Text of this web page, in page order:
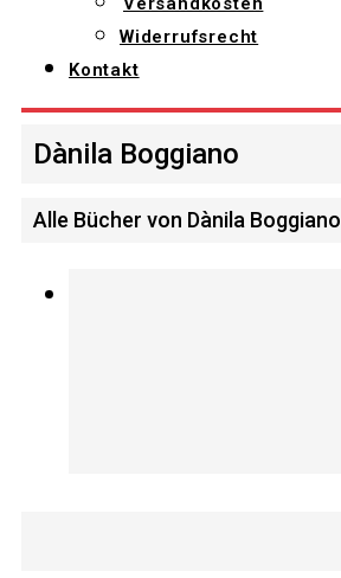
Widerrufsrecht
Kontakt
Dànila Boggiano
Alle Bücher von Dànila Boggiano